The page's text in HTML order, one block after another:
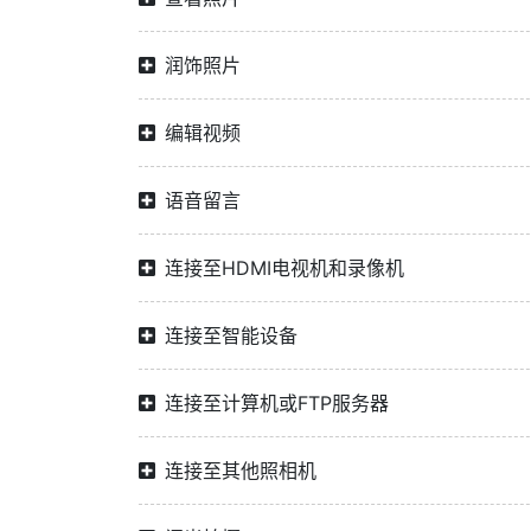
润饰照片
编辑视频
语音留言
连接至HDMI电视机和录像机
连接至智能设备
连接至计算机或FTP服务器
连接至其他照相机